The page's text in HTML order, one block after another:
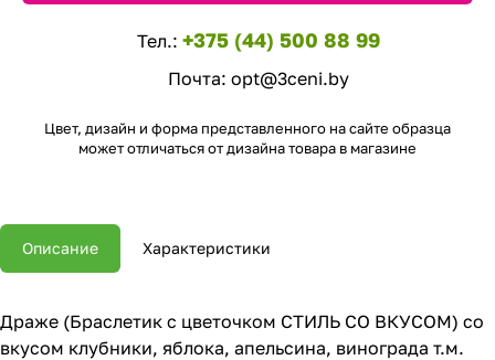
Тел.: +375 (44) 500 88 99
Почта: opt@3ceni.by
Цвет, дизайн и форма представленного на сайте образца
может отличаться от дизайна товара в магазине
Описание Характеристики
Драже (Браслетик с цветочком СТИЛЬ СО ВКУСОМ) со
вкусом клубники, яблока, апельсина, винограда т.м.